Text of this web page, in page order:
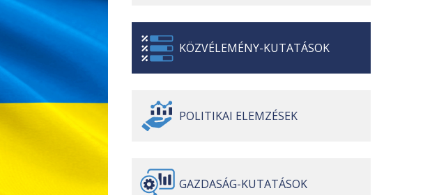
KÖZVÉLEMÉNY-KUTATÁSOK
POLITIKAI ELEMZÉSEK
GAZDASÁG-KUTATÁSOK